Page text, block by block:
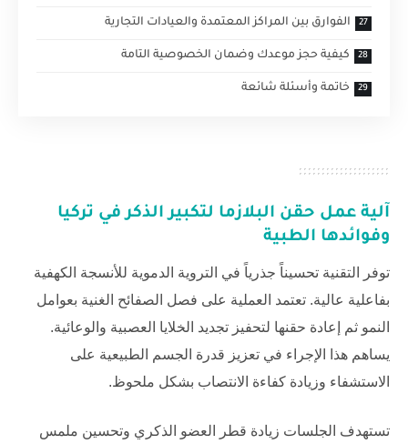
الفوارق بين المراكز المعتمدة والعيادات التجارية
كيفية حجز موعدك وضمان الخصوصية التامة
خاتمة وأسئلة شائعة
آلية عمل حقن البلازما لتكبير الذكر في تركيا
وفوائدها الطبية
توفر التقنية تحسيناً جذرياً في التروية الدموية للأنسجة الكهفية
بفاعلية عالية. تعتمد العملية على فصل الصفائح الغنية بعوامل
النمو ثم إعادة حقنها لتحفيز تجديد الخلايا العصبية والوعائية.
يساهم هذا الإجراء في تعزيز قدرة الجسم الطبيعية على
الاستشفاء وزيادة كفاءة الانتصاب بشكل ملحوظ.
تستهدف الجلسات زيادة قطر العضو الذكري وتحسين ملمس